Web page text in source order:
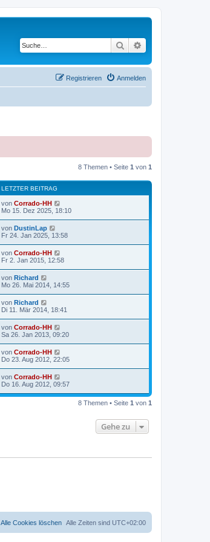
Suche
Anmelden
Registrieren
8 Themen • Seite 1 von 1
LETZTER BEITRAG
von Corrado-HH
Mo 15. Dez 2025, 18:10
von DustinLap
Fr 24. Jan 2025, 13:58
von Corrado-HH
Fr 2. Jan 2015, 12:58
von Richard
Mo 26. Mai 2014, 14:55
von Richard
Di 11. Mär 2014, 18:41
von Corrado-HH
Sa 26. Jan 2013, 09:20
von Corrado-HH
Do 23. Aug 2012, 22:05
von Corrado-HH
Do 16. Aug 2012, 09:57
8 Themen • Seite 1 von 1
Gehe zu
Alle Zeiten sind UTC+02:00
Alle Cookies löschen